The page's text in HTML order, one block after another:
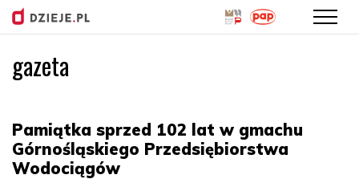
gazeta
Pamiątka sprzed 102 lat w gmachu
Górnośląskiego Przedsiębiorstwa
Wodociągów